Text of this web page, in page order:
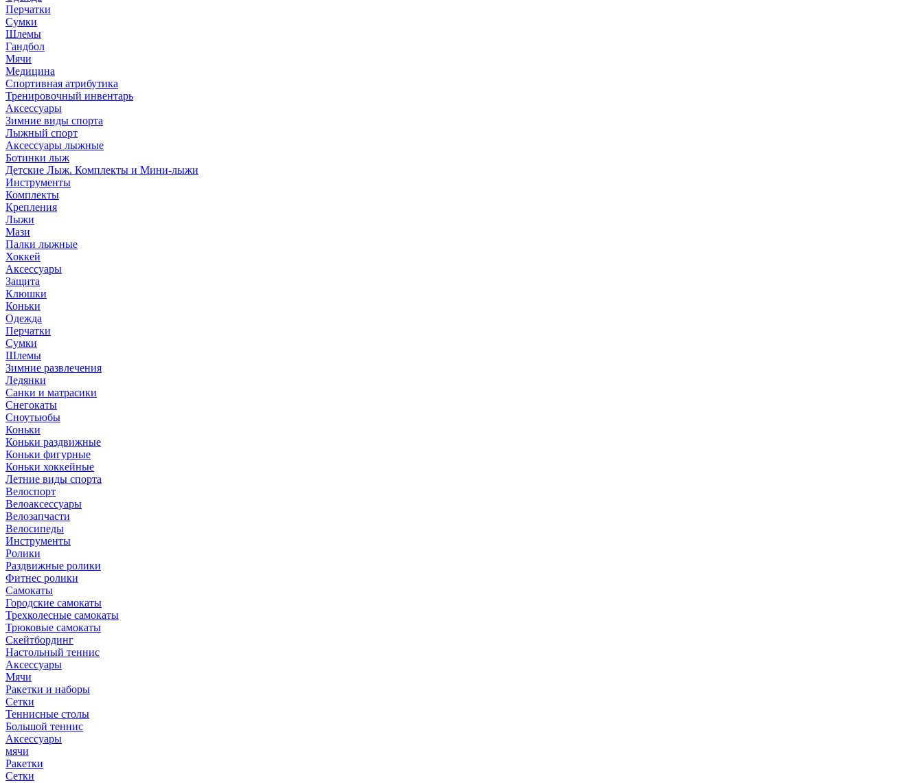
Перчатки
Сумки
Шлемы
Гандбол
Мячи
Медицина
Спортивная атрибутика
Тренировочный инвентарь
Аксессуары
Зимние виды спорта
Лыжный спорт
Аксессуары лыжные
Ботинки лыж
Детские Лыж. Комплекты и Мини-лыжи
Инструменты
Комплекты
Крепления
Лыжи
Мази
Палки лыжные
Хоккей
Аксессуары
Защита
Клюшки
Коньки
Одежда
Перчатки
Сумки
Шлемы
Зимние развлечения
Ледянки
Санки и матрасики
Снегокаты
Сноутьюбы
Коньки
Коньки раздвижные
Коньки фигурные
Коньки хоккейные
Летние виды спорта
Велоспорт
Велоаксессуары
Велозапчасти
Велосипеды
Инструменты
Ролики
Раздвижные ролики
Фитнес ролики
Самокаты
Городские самокаты
Трехколесные самокаты
Трюковые самокаты
Скейтбординг
Настольный теннис
Аксессуары
Мячи
Ракетки и наборы
Сетки
Теннисные столы
Большой теннис
Аксессуары
мячи
Ракетки
Сетки